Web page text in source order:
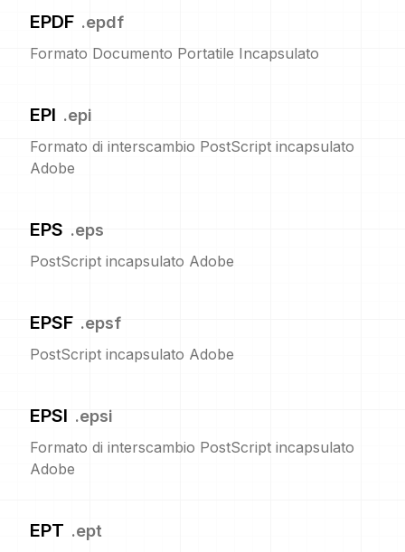
EPDF .epdf
Formato Documento Portatile Incapsulato
EPI .epi
Formato di interscambio PostScript incapsulato
Adobe
EPS .eps
PostScript incapsulato Adobe
EPSF .epsf
PostScript incapsulato Adobe
EPSI .epsi
Formato di interscambio PostScript incapsulato
Adobe
EPT .ept